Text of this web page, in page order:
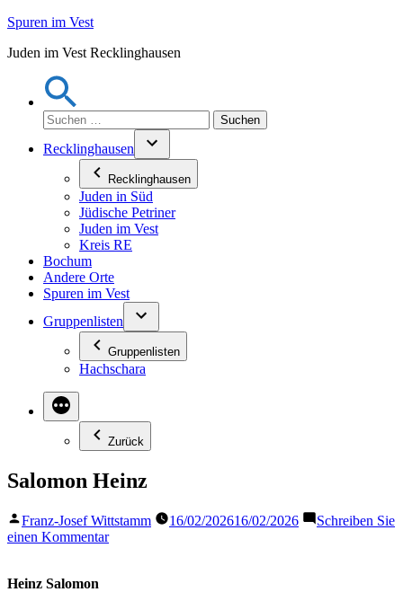
Zum
springen
Spuren im Vest
Juden im Vest Recklinghausen
Suchen
nach:
Recklinghausen
Recklinghausen
Juden in Süd
Jüdische Petriner
Juden im Vest
Kreis RE
Bochum
Andere Orte
Spuren im Vest
Gruppenlisten
Gruppenlisten
Hachschara
Zurück
Salomon Heinz
Veröffentlicht
von
Franz-Josef Wittstamm 16/02/202616/02/2026
Schreiben Sie
einen Kommentarzu
Heinz Salomon